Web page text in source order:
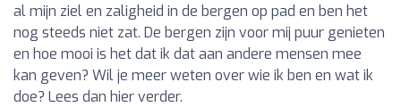
al mijn ziel en zaligheid in de bergen op pad en ben het
nog steeds niet zat. De bergen zijn voor mij puur genieten
en hoe mooi is het dat ik dat aan andere mensen mee
kan geven? Wil je meer weten over wie ik ben en wat ik
doe? Lees dan hier verder.